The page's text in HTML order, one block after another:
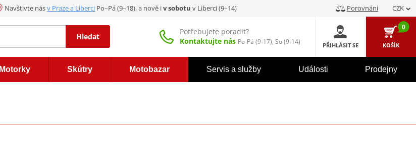
Navštivte násv Praze a Liberci Po–Pá (9–18), a nově iv sobotu v Liberci (9–14) Porovnání CZK
Hledat
Potřebujete poradit?
Kontaktujte nás Po-Pá (9-17), So (9-14) PŘIHLÁSIT SE
0
KOŠÍK
Motorky Skútry Motobazar Servis a služby Události Prodejny